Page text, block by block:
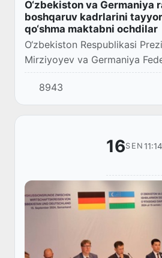
O‘zbekiston va Germaniya
boshqaruv kadrlarini
qo‘shma maktabni ochdilar
O‘zbekiston Respublikasi
Mirziyoyev va Germaniya
Kansleri Olaf Shols qo‘shma
kadrlarini tayyorlash
mar...
8943
16SEN 11:14